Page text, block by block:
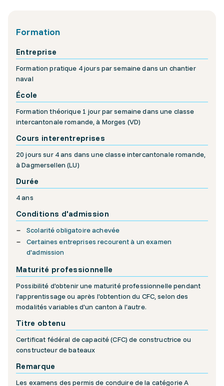
Formation
Entreprise
Formation pratique 4 jours par semaine dans un chantier
naval
École
Formation théorique 1 jour par semaine dans une classe
intercantonale romande, à Morges (VD)
Cours interentreprises
20 jours sur 4 ans dans une classe intercantonale romande,
à Dagmersellen (LU)
Durée
4 ans
Conditions d'admission
Scolarité obligatoire achevée
Certaines entreprises recourent à un examen
d'admission
Maturité professionnelle
Possibilité d'obtenir une maturité professionnelle pendant
l'apprentissage ou après l'obtention du CFC, selon des
modalités variables d'un canton à l'autre.
Titre obtenu
Certificat fédéral de capacité (CFC) de constructrice ou
constructeur de bateaux
Remarque
Les examens des permis de conduire de la catégorie A